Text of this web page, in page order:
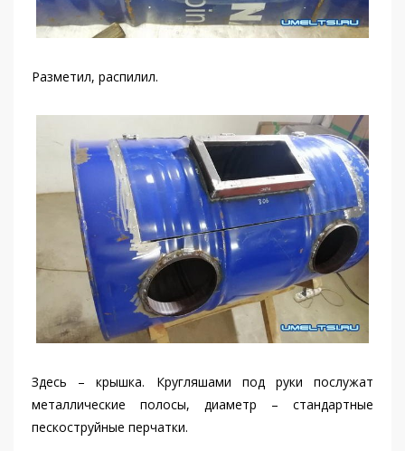
Разметил, распилил.
Здесь – крышка. Кругляшами под руки послужат
металлические полосы, диаметр – стандартные
пескоструйные перчатки.